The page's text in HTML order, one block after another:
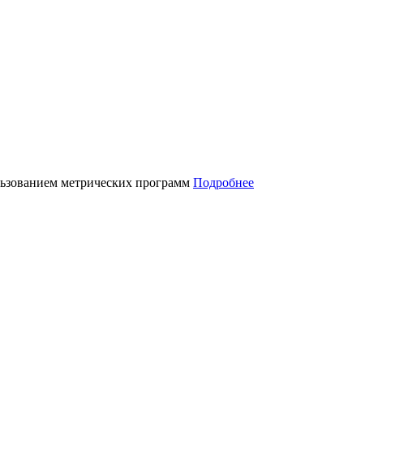
метрических программ Подробнее